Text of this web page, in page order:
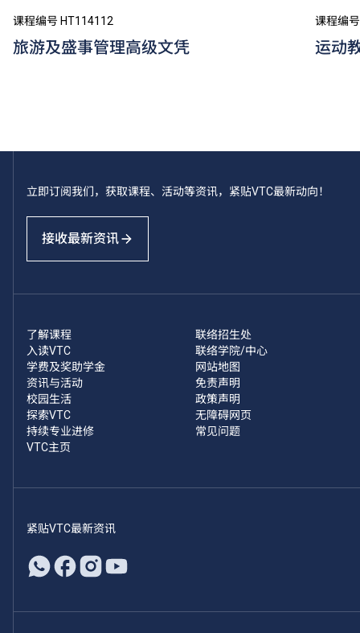
课程编号 HT114112
旅游及盛事管理高级文凭
课程编
运动
立即订阅我们，获取课程、活动等资讯，紧贴VTC最新动向！
接收最新资讯
了解课程
入读VTC
学费及奖助学金
资讯与活动
校园生活
探索VTC
持续专业进修
VTC主页
联络招生处
联络学院/中心
网站地图
免责声明
政策声明
无障碍网页
常见问题
紧贴VTC最新资讯